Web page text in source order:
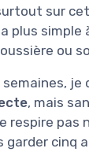
sur
plus simple
ou
je
, mais
respire pas
garder cinq